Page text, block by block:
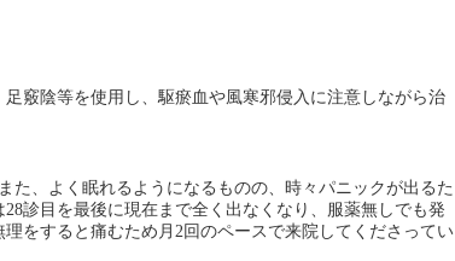
竅陰等を使用し、駆瘀血や風寒邪侵入に注意しながら治
た、よく眠れるようになるものの、時々パニックが出るた
診目を最後に現在まで全く出なくなり、服薬無しでも発
をすると痛むため月2回のペースで来院してくださってい